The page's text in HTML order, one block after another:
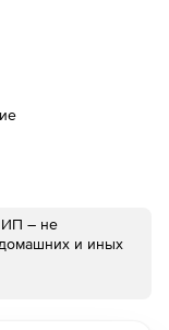
ИП – не
и иных